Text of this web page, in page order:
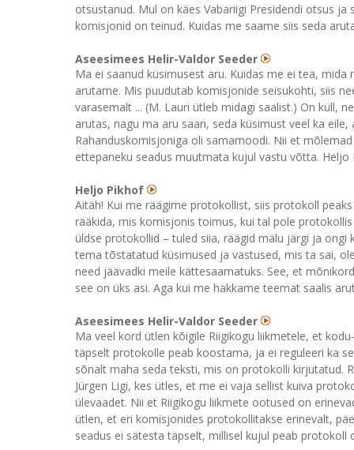
otsustanud. Mul on käes Vabariigi Presidendi otsus
komisjonid on teinud. Kuidas me saame siis seda
Aseesimees Helir-Valdor Seeder
Ma ei saanud küsimusest aru. Kuidas me ei tea,
arutame. Mis puudutab komisjonide seisukohti, siis
varasemalt ... (M. Lauri ütleb midagi saalist.) On küll,
arutas, nagu ma aru saan, seda küsimust veel ka
Rahanduskomisjoniga oli samamoodi. Nii et
ettepaneku seadus muutmata kujul vastu võtta. Heljo
Heljo Pikhof
Aitäh! Kui me räägime protokollist, siis protokoll
rääkida, mis komisjonis toimus, kui tal pole
üldse protokollid – tuled siia, räägid mälu järgi ja
tema tõstatatud küsimused ja vastused, mis ta sai,
need jäävadki meile kättesaamatuks. See, et
see on üks asi. Aga kui me hakkame teemat saalis
Aseesimees Helir-Valdor Seeder
Ma veel kord ütlen kõigile Riigikogu liikmetele, et
täpselt protokolle peab koostama, ja ei reguleeri ka
sõnalt maha seda teksti, mis on protokolli kirjutatud.
Jürgen Ligi, kes ütles, et me ei vaja sellist kuiva
ülevaadet. Nii et Riigikogu liikmete ootused on
ütlen, et eri komisjonides protokollitakse erinevalt,
seadus ei sätesta täpselt, millisel kujul peab